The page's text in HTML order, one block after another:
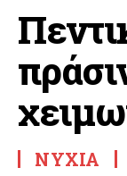
ΝΎΧΙΑ